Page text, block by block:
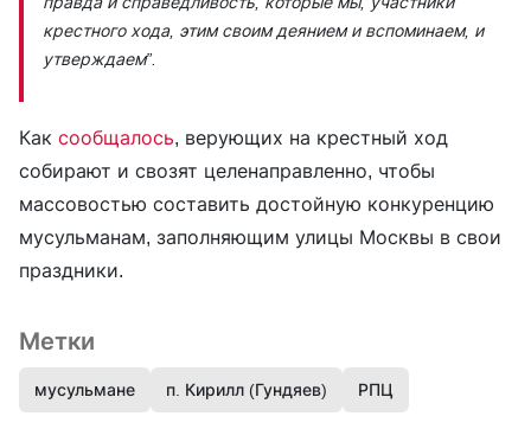
крестного хода, этим своим деянием и вспоминаем, и
утверждаем”
Как сообщалось, верующих на крестный ход
собирают и свозят целенаправленно, чтобы
массовостью составить достойную конкуренцию
мусульманам, заполняющим улицы Москвы в свои
праздники.
Метки
мусульмане п. Кирилл (Гундяев) РПЦ